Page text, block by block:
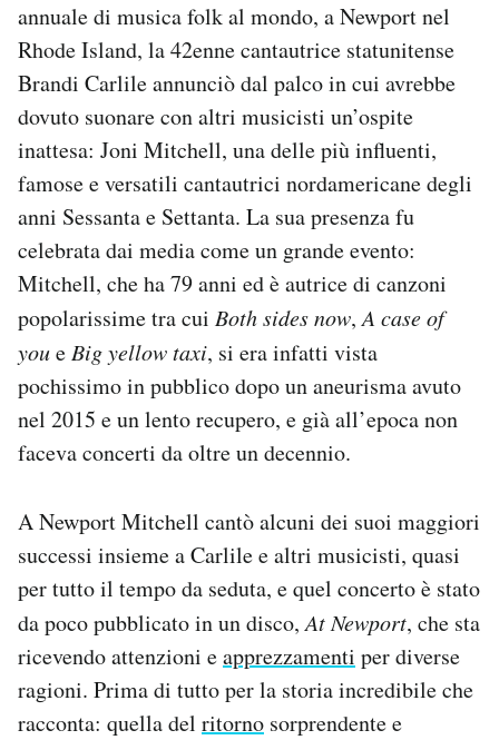
Area Personale
Newsletter
Notifiche mobile
Regala il Post
Hai bisogno di aiuto?
annuale di musica folk al mondo, a Newport nel
Rhode Island, la 42enne cantautrice statunitense
Brandi Carlile annunciò dal palco in cui avrebbe
dovuto suonare con altri musicisti un’ospite
inattesa: Joni Mitchell, una delle più influenti,
famose e versatili cantautrici nordamericane degli
anni Sessanta e Settanta. La sua presenza fu
celebrata dai media come un grande evento:
Mitchell, che ha 79 anni ed è autrice di canzoni
popolarissime tra cui Both sides now,A case of
youeBig yellow taxi, si era infatti vista
pochissimo in pubblico dopo un aneurisma avuto
nel 2015 e un lento recupero, e già all’epoca non
faceva concerti da oltre un decennio.
A Newport Mitchell cantò alcuni dei suoi maggiori
successi insieme a Carlile e altri musicisti, quasi
per tutto il tempo da seduta, e quel concerto è stato
da poco pubblicato in un disco,At Newport, che sta
ricevendo attenzioni eapprezzamenti per diverse
ragioni. Prima di tutto per la storia incredibile che
racconta: quella del ritorno sorprendente e